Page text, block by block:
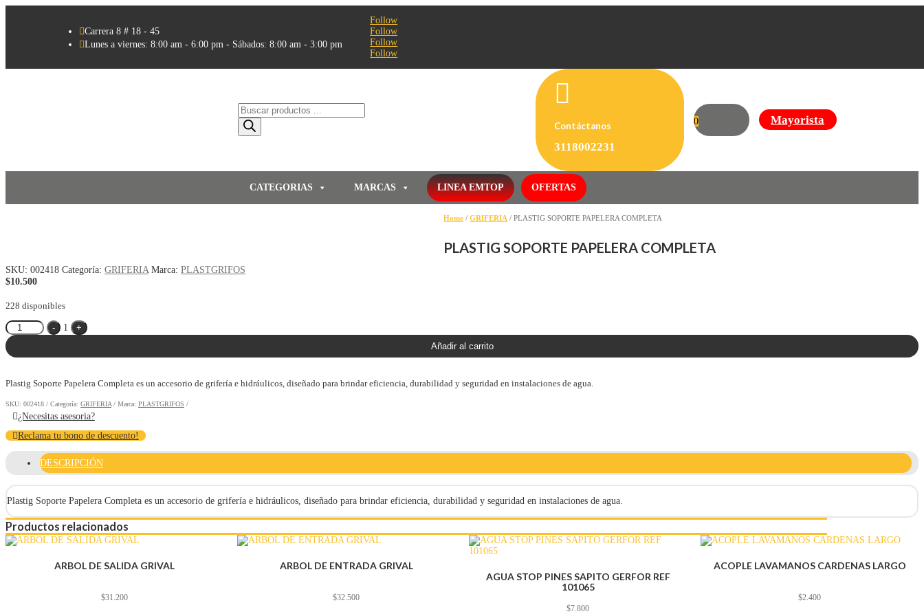
Carrera 8 # 18 - 45
Lunes a viernes: 8:00 am - 6:00 pm - Sábados: 8:00 am - 3:00 pm
Follow
Follow
Follow
Follow
Búsqueda
de
productos

Contáctanos
3118002231
0 Mayorista
CATEGORIAS MARCAS LINEA EMTOP OFERTAS
Home /GRIFERIA / PLASTIG SOPORTE PAPELERA COMPLETA
PLASTIG SOPORTE PAPELERA COMPLETA
SKU: 002418 Categoría: GRIFERIA Marca: PLASTGRIFOS
$10.500
228 disponibles
Quantity
- 1
+
Añadir al carrito
Plastig Soporte Papelera Completa es un accesorio de grifería e hidráulicos, diseñado para brindar eficiencia, durabilidad y seguridad en instalaciones de agua.
SKU: 002418 Categoría: GRIFERIA Marca: PLASTGRIFOS
¿Necesitas asesoria?
Reclama tu bono de descuento!
DESCRIPCIÓN
Plastig Soporte Papelera Completa es un accesorio de grifería e hidráulicos, diseñado para brindar eficiencia, durabilidad y seguridad en instalaciones de agua.
Productos relacionados
ARBOL DE SALIDA GRIVAL
$31.200
ARBOL DE ENTRADA GRIVAL
$32.500
AGUA STOP PINES SAPITO GERFOR REF
101065
$7.800
ACOPLE LAVAMANOS CARDENAS LARGO
$2.400